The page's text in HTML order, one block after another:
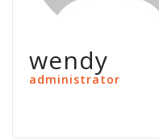
wendy
administrator